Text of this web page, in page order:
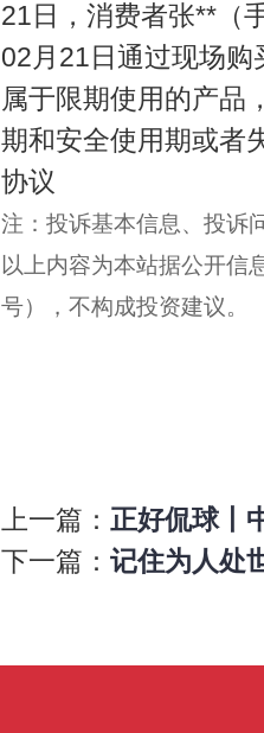
21日，消费者张**（
02月21日通过现场
属于限期使用的产品
期和安全使用期或者
协议
注：投诉基本信息、投诉
以上内容为本站据公开
号），不构成投资建议。
上一篇： 正好侃球丨
下一篇： 记住为人处